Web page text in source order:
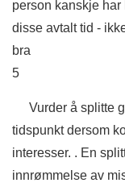
person kanskje har
disse avtalt tid -
bra
5
Vurder å splitte
tidspunkt dersom
interesser. . En
innrømmelse av